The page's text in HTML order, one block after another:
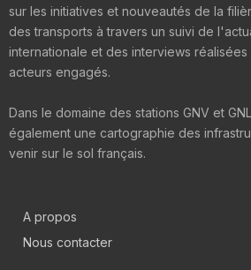
sur les initiatives et nouveautés de la
des transports à travers un suivi de
internationale et des interviews
acteurs engagés.
Dans le domaine des stations GNV et
également une cartographie des
venir sur le sol français.
A propos
Nous contacter